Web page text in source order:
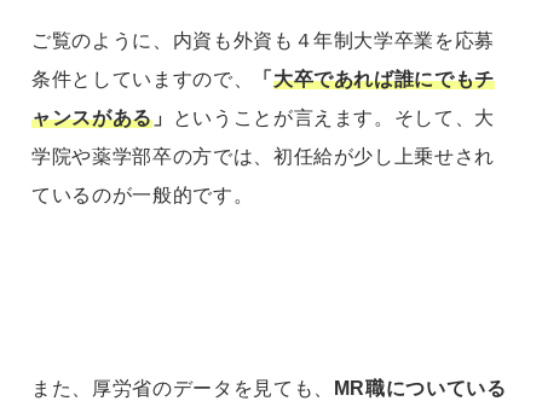
ご覧のように、内資も外資も４年制大学卒業を応募
条件としていますので、
「 大卒であれば誰にでもチ
ャンスがある 」
ということが言えます。そして、大
学院や薬学部卒の方では、初任給が少し上乗せされ
ているのが一般的です。
また、厚労省のデータを見ても、
MR職についている